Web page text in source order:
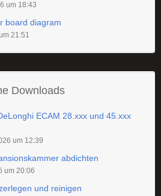
um 18:43
board diagram
21:51
Downloads
ECAM 28.xxx und 45.xxx
um 12:39
abdichten
um 20:06
und reinigen